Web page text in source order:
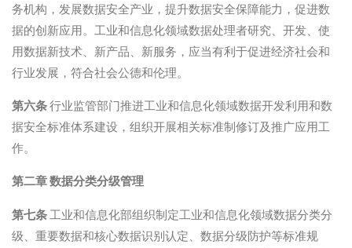
务机构，发展数据安全产业，提升数据安全保障能力，促进数
据的创新应用。工业和信息化领域数据处理者研究、开发、使
用数据新技术、新产品、新服务，应当有利于促进经济社会和
行业发展，符合社会公德和伦理。
第六条行业监管部门推进工业和信息化领域数据开发利用和数
据安全标准体系建设，组织开展相关标准制修订及推广应用工
作。
第二章 数据分类分级管理
第七条 工业和信息化部组织制定工业和信息化领域数据分类分
级、重要数据和核心数据识别认定、数据分级防护等标准规